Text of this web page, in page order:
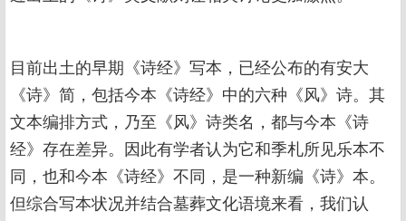
目前出土的早期《诗经》写本，已经公布的有安大
《诗》简，包括今本《诗经》中的六种《风》诗。其
文本编排方式，乃至《风》诗类名，都与今本《诗
经》存在差异。因此有学者认为它和季札所见乐本不
同，也和今本《诗经》不同，是一种新编《诗》本。
但综合写本状况并结合墓葬文化语境来看，我们认